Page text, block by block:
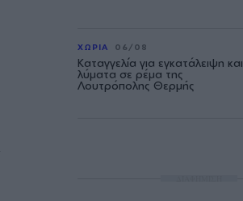
ΧΩΡΙΑ 06/08
Καταγγελία για εγκατάλειψη και
λύματα σε ρέμα της
Λουτρόπολης Θερμής